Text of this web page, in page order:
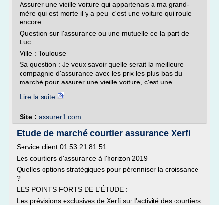
Assurer une vieille voiture qui appartenais à ma grand-
mère qui est morte il y a peu, c'est une voiture qui roule
encore.
Question sur l'assurance ou une mutuelle de la part de
Luc
Ville : Toulouse
Sa question : Je veux savoir quelle serait la meilleure
compagnie d'assurance avec les prix les plus bas du
marché pour assurer une vieille voiture, c'est une...
Lire la suite
Site : assurer1.com
Etude de marché courtier assurance Xerfi
Service client 01 53 21 81 51
Les courtiers d'assurance à l'horizon 2019
Quelles options stratégiques pour pérenniser la croissance
?
LES POINTS FORTS DE L'ÉTUDE :
Les prévisions exclusives de Xerfi sur l'activité des courtiers